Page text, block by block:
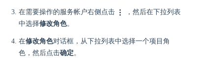
在需要操作的服务帐户右侧点击
，然后在下拉列表
中选择修改角色。
在修改角色对话框，从下拉列表中选择一个项目角
色，然后点击确定。